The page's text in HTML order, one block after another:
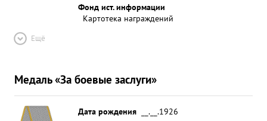
Фонд ист. информации
Картотека награждений
Ещё
Медаль «За боевые заслуги»
Дата рождения
__.__.1926